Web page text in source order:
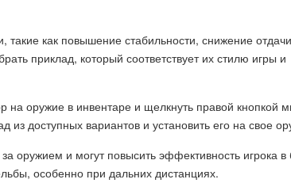
как повышение стабильности, снижение
приклад, который соответствует их стилю игры и
на оружие в инвентаре и щелкнуть правой кнопкой
доступных вариантов и установить его на свое
оружием и могут повысить эффективность игрока
особенно при дальних дистанциях.